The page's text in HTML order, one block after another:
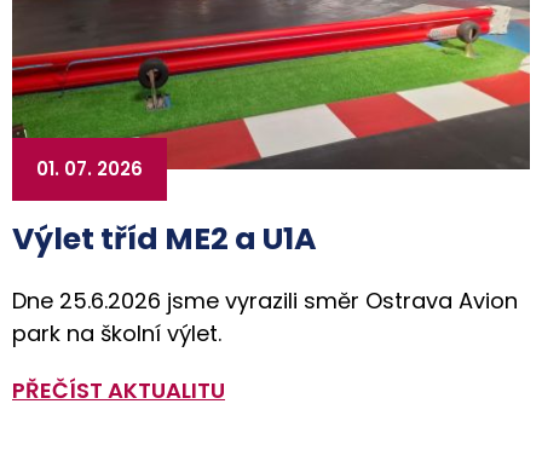
Výlet tříd ME2 a U1A
01. 07. 2026
Dne 25.6.2026 jsme vyrazili směr Ostrava Avion
park na školní výlet.
PŘEČÍST AKTUALITU